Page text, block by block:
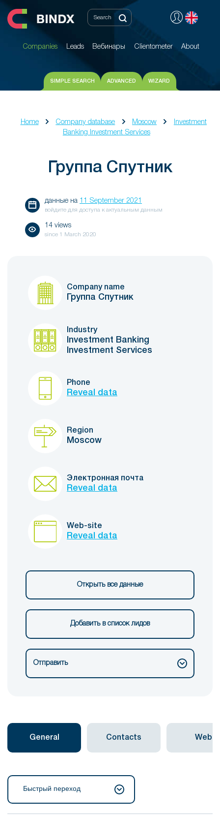
Companies Leads Вебинары Clientometer About
Companies Leads Вебинары Clientometer About
SIMPLE SEARCH ADVANCED WIZARD
Home Company database Moscow
Investment
Banking Investment Services
Группа Спутник
данные на 11 September 2021
войдите для доступа к актуальным данным
14 views
since 1 March 2020
Company name
Группа Спутник
Industry
Investment Banking
Investment Services
Phone
Reveal data
Region
Moscow
Электронная почта
Reveal data
Web-site
Reveal data
Открыть все данные
Добавить в список лидов
Отправить
General Contacts Web
Быстрый переход